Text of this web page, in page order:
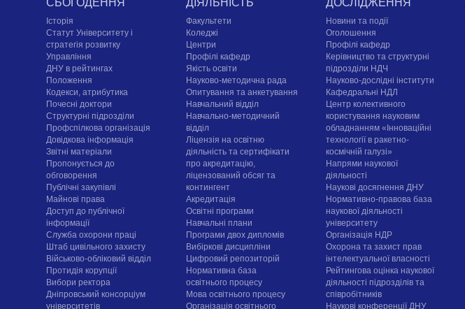
СЬОГОДЕННЯ
Історія
Статут Університету і
стратегія розвитку
Управління
ДНУ в рейтингах
Положення
Кодекси, атрибутика
Почесні доктори
Структурні підрозділи
Профспілкова організація
Довідкова інформація
Звітні матеріали
Пропонується до
обговорення
Публічні закупівлі
Майнові права
Доступ до публічної
інформації
Служба охорони праці
Штаб цивільного захисту
Військово-обліковий відділ
Протидія корупції
Вибори ректора
Дніпровський консорціум
університетів
ДІЯЛЬНІСТЬ
Факультети
Коледжі
Центри
Профілі кафедр
Якість освіти
Науково-методична рада
Опитування та анкетування
Навчальний відділ
Навчально-методичний
відділ
Ліцензія на освітню
діяльність та сертифікати
про акредитацію,
ліцензований обсяг та
контингент
Акредитація
Освітні програми
Навчальні плани
Програми двох дипломів
Вибіркові дисципліни
Цифровий репозиторій
Нормативна база
освітнього процесу
Мова освітнього процесу
Організація освітнього
ДОСЛІДЖЕННЯ
Новини та події
Оголошення
Профілі кафедр
Керівництво та структурні
підрозділи НДЧ
Науково-дослідні інститути
Кафедральні НДЛ
Центр колективного
користування науковим
обладнанням «Інноваційні
технології в ракетно-
космічній галузі»
Напрями наукової
діяльності
Наукові досягнення ДНУ
Нормативно-правова база
наукової діяльності
університету
Організація НДР
Охорона та захист прав
інтелектуальної власності
Рейтингова оцінка наукової
діяльності підрозділів та
співробітників
Наукові конференції ДНУ